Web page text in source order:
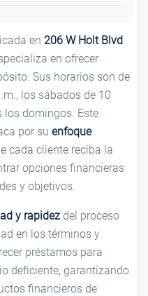
en 206 W Holt Blvd
en ofrecer
Sus horarios son de
los sábados de 10
los domingos. Este
por su enfoque
cada cliente reciba la
opciones financieras
y objetivos.
y rapidez del proceso
en los términos y
préstamos para
deficiente, garantizando
financieros de